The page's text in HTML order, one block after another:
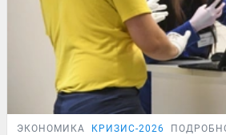
ЭКОНОМИКА КРИЗИС-2026